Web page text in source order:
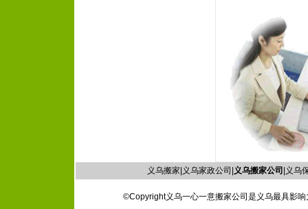
义乌搬家|义乌家政公司| 义乌搬家公司 |义乌
©Copyright义乌一心一意搬家公司是义乌最具影响